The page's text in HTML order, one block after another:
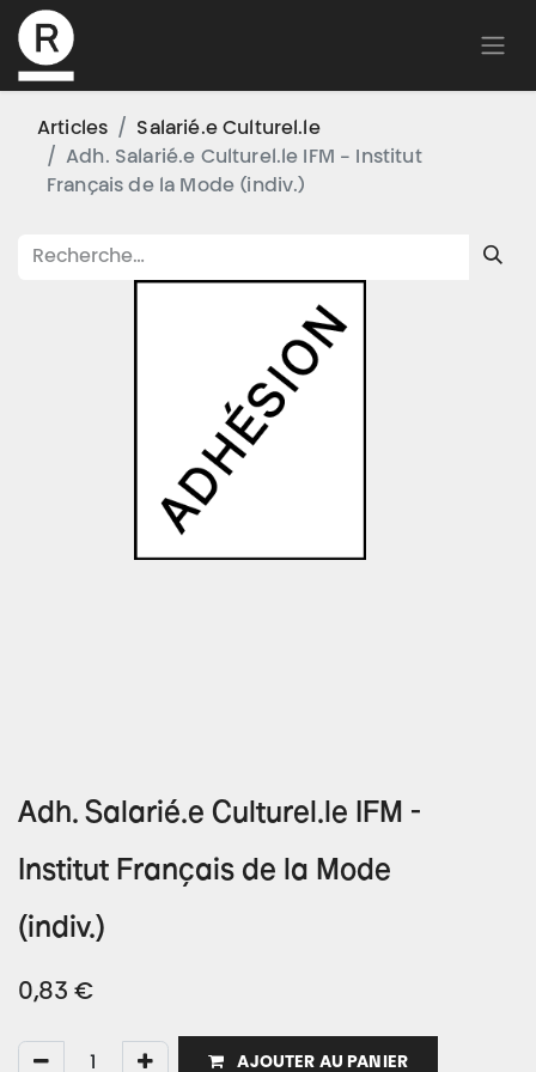
Articles
Salarié.e Culturel.le
Adh. Salarié.e Culturel.le IFM - Institut
Français de la Mode (indiv.)
Adh. Salarié.e Culturel.le IFM -
Institut Français de la Mode
(indiv.)
0,83 €
AJOUTER AU PANIER